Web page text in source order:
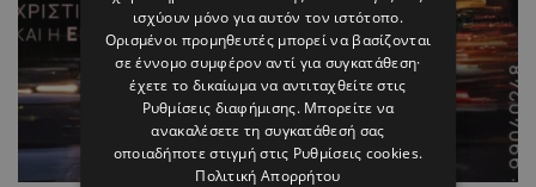
ισχύουν μόνο για αυτόν τον ιστότοπο.
Ορισμένοι προμηθευτές μπορεί να βασίζονται
σε έννομο συμφέρον αντί για συγκατάθεση·
έχετε το δικαίωμα να αντιταχθείτε στις
Ρυθμίσεις διαφήμισης. Μπορείτε να
ανακαλέσετε τη συγκατάθεσή σας
οποιαδήποτε στιγμή στις Ρυθμίσεις cookies.
Πολιτική Απορρήτου